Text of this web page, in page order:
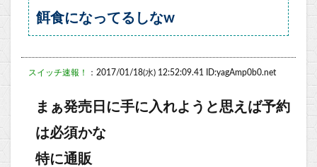
餌食になってるしなw
スイッチ速報！ ：2017/01/18(水) 12:52:09.41 ID:yagAmp0b0.net
まぁ発売日に手に入れようと思えば予約
は必須かな
特に通販